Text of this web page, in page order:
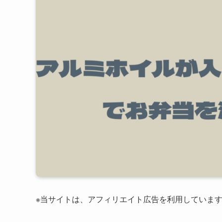
※当サイトは、アフィリエイト広告を利用しています